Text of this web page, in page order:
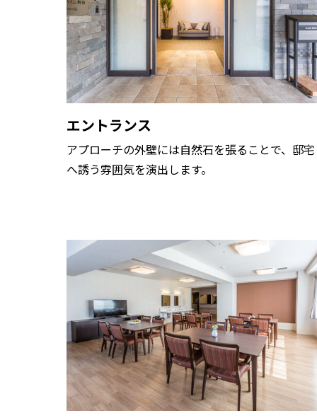
エントランス
アプローチの外壁には自然石を張ることで、邸宅
へ誘う雰囲気を演出します。